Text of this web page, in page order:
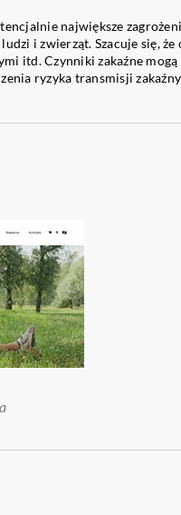
największe
i zwierząt. Szacuje się, że
itd. Czynniki zakaźne
ryzyka transmisji